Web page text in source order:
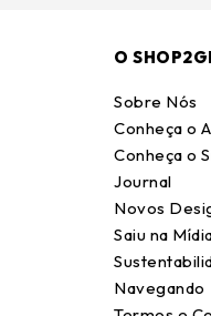
O
Sobre Nós
Conheça o
Conheça o
Journal
Novos
Saiu na
Navegando